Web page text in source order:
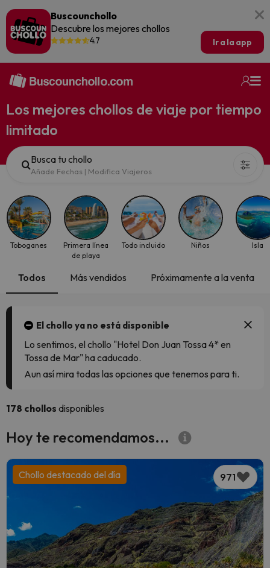
Buscounchollo
Descubre los mejores chollos
4.7 Ir a la app
Los mejores chollos de viaje por tiempo
limitado
Busca tu chollo
Añade Fechas | Modifica Viajeros
Toboganes
Primera línea
de playa
Todo incluido Niños Isla
Todos Más vendidos Próximamente a la venta
El chollo ya no está disponible
Lo sentimos, el chollo "Hotel Don Juan Tossa 4* en
Tossa de Mar" ha caducado.
Aun así mira todas las opciones que tenemos para ti.
178 chollos disponibles
Hoy te recomendamos...
Chollo destacado del día 971